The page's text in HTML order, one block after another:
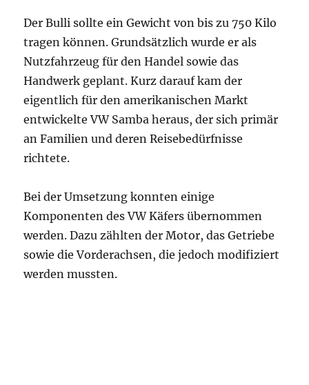
Der Bulli sollte ein Gewicht von bis zu 750 Kilo
tragen können. Grundsätzlich wurde er als
Nutzfahrzeug für den Handel sowie das
Handwerk geplant. Kurz darauf kam der
eigentlich für den amerikanischen Markt
entwickelte VW Samba heraus, der sich primär
an Familien und deren Reisebedürfnisse
richtete.
Bei der Umsetzung konnten einige
Komponenten des VW Käfers übernommen
werden. Dazu zählten der Motor, das Getriebe
sowie die Vorderachsen, die jedoch modifiziert
werden mussten.